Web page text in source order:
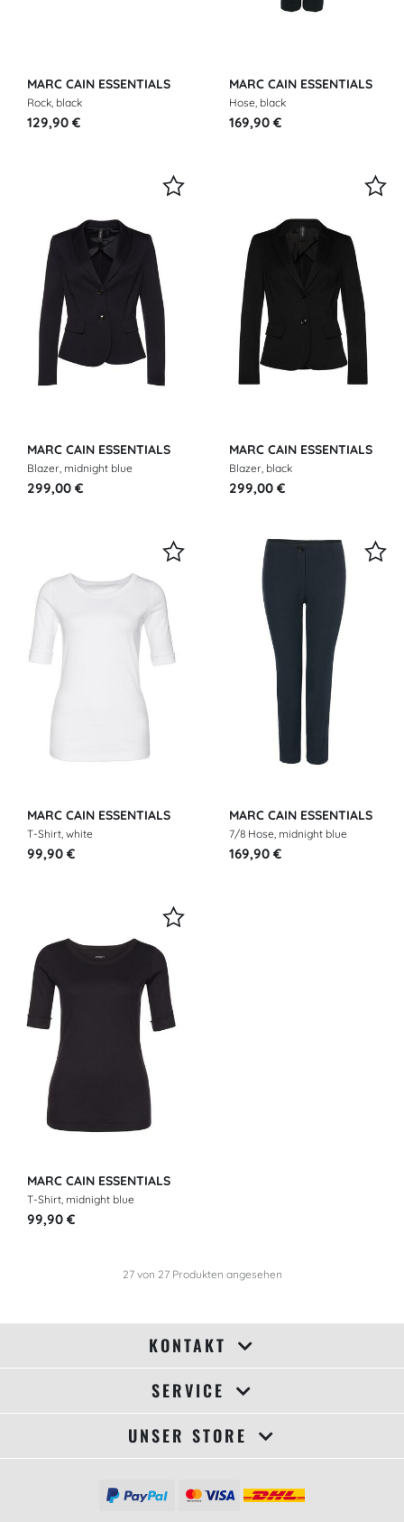
MARC CAIN ESSENTIALS
Rock, black
129,90 €
MARC CAIN ESSENTIALS
Hose, black
169,90 €
MARC CAIN ESSENTIALS
Blazer, midnight blue
299,00 €
MARC CAIN ESSENTIALS
Blazer, black
299,00 €
MARC CAIN ESSENTIALS
T-Shirt, white
99,90 €
MARC CAIN ESSENTIALS
7/8 Hose, midnight blue
169,90 €
MARC CAIN ESSENTIALS
T-Shirt, midnight blue
99,90 €
27von 27Produkten angesehen
KONTAKT
SERVICE
UNSER STORE